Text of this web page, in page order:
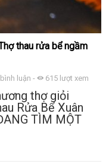
thau rửa bể ngầm
bình luận - 615 lượt xem
thợ giỏi
Rửa Bể Xuân
TÌM MỘT